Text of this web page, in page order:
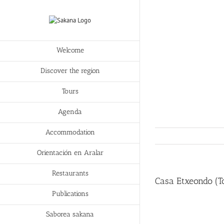
Welcome
Discover the region
Tours
Agenda
Accommodation
Orientación en Aralar
Restaurants
Publications
Saborea sakana
Casa Etxeondo